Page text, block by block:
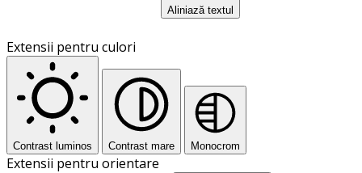
Aliniază textul
Extensii pentru culori
Contrast luminos Contrast mare Monocrom
Extensii pentru orientare